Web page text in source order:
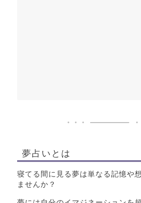
夢占いとは
寝てる間に見る夢は単なる記憶や
ませんか？